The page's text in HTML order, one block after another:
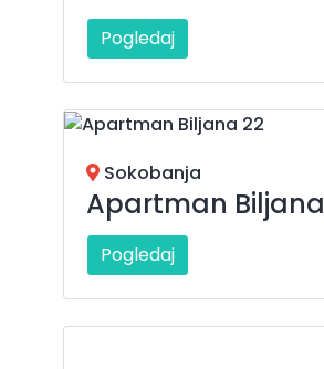
Pogledaj
Sokobanja
Apartman Biljana
Pogledaj